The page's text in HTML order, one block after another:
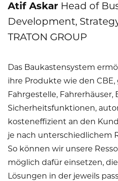
Atif Askar Head of
Development,
TRATON GROUP
Das Baukastensystem
ihre Produkte wie den
Fahrgestelle, Fahrerhäuser,
Sicherheitsfunktionen,
kosteneffizient an den
je nach unterschiedlichem
So können wir unsere
möglich dafür einsetzen,
Lösungen in der jeweils